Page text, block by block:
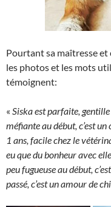
Pourtant sa maîtresse et
les photos et les mots
témoignent:
« Siska est parfaite,
méfiante au début, c’est
1 ans, facile chez le
eu que du bonheur avec
peu fugueuse au début,
passé, c’est un amour de